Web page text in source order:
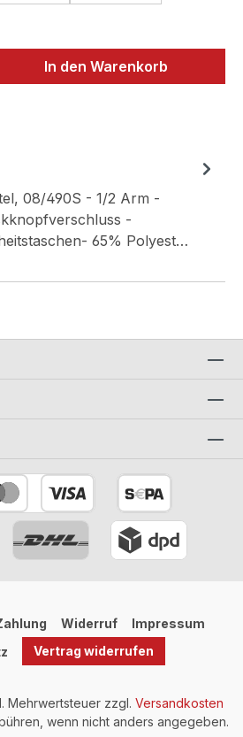
Gib den
In den Warenkorb
08/490S - 1/2 Arm -
-
65% Polyest…
Widerruf
Impressum
Vertrag widerrufen
Mehrwertsteuer zzgl. Versandkosten
wenn nicht anders angegeben.